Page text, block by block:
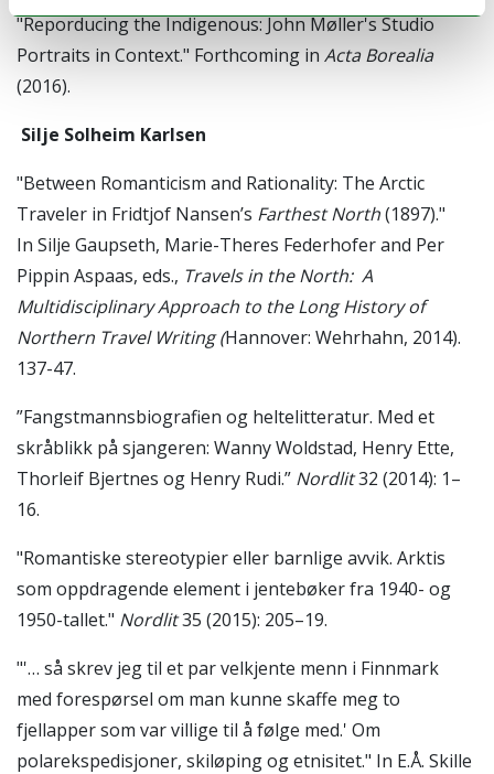
"Reporducing the Indigenous: John Møller's Studio
Portraits in Context." Forthcoming in Acta Borealia
(2016).
Silje Solheim Karlsen
"Between Romanticism and Rationality: The Arctic
Traveler in Fridtjof Nansen’s Farthest North(1897)."
In Silje Gaupseth, Marie-Theres Federhofer and Per
Pippin Aspaas, eds., Travels in the North: A
Multidisciplinary Approach to the Long History of
Northern Travel Writing (Hannover: Wehrhahn, 2014).
137-47.
”Fangstmannsbiografien og heltelitteratur. Med et
skråblikk på sjangeren: Wanny Woldstad, Henry Ette,
Thorleif Bjertnes og Henry Rudi.” Nordlit32 (2014): 1–
16.
"Romantiske stereotypier eller barnlige avvik. Arktis
som oppdragende element i jentebøker fra 1940- og
1950-tallet." Nordlit35 (2015): 205–19.
"'… så skrev jeg til et par velkjente menn i Finnmark
med forespørsel om man kunne skaffe meg to
fjellapper som var villige til å følge med.' Om
polarekspedisjoner, skiløping og etnisitet." In E.Å. Skille